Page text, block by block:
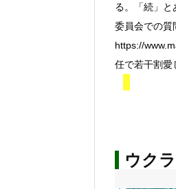
る。「続」と
委員会での
https://
任で若干割愛
ウク